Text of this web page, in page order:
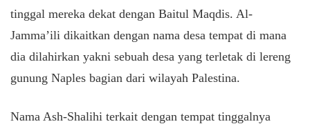
tinggal mereka dekat dengan Baitul Maqdis. Al-
Jamma’ili dikaitkan dengan nama desa tempat di mana
dia dilahirkan yakni sebuah desa yang terletak di lereng
gunung Naples bagian dari wilayah Palestina.
Nama Ash-Shalihi terkait dengan tempat tinggalnya